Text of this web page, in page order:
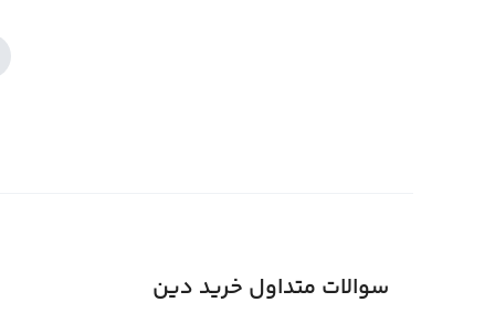
سوالات متداول خرید دین